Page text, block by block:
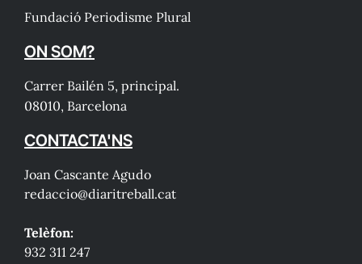
Fundació Periodisme Plural
ON SOM?
Carrer Bailén 5, principal.
08010, Barcelona
CONTACTA'NS
Joan Cascante Agudo
redaccio@diaritreball.cat
Telèfon:
932 311 247